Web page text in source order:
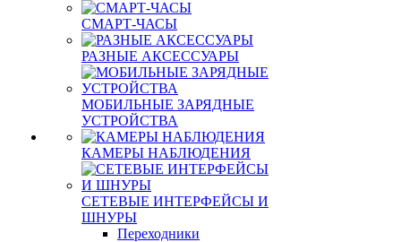
СМАРТ-ЧАСЫ
РАЗНЫЕ АКСЕССУАРЫ
МОБИЛЬНЫЕ ЗАРЯДНЫЕ
УСТРОЙСТВА
КАМЕРЫ НАБЛЮДЕНИЯ
СЕТЕВЫЕ ИНТЕРФЕЙСЫ И
ШНУРЫ
Переходники